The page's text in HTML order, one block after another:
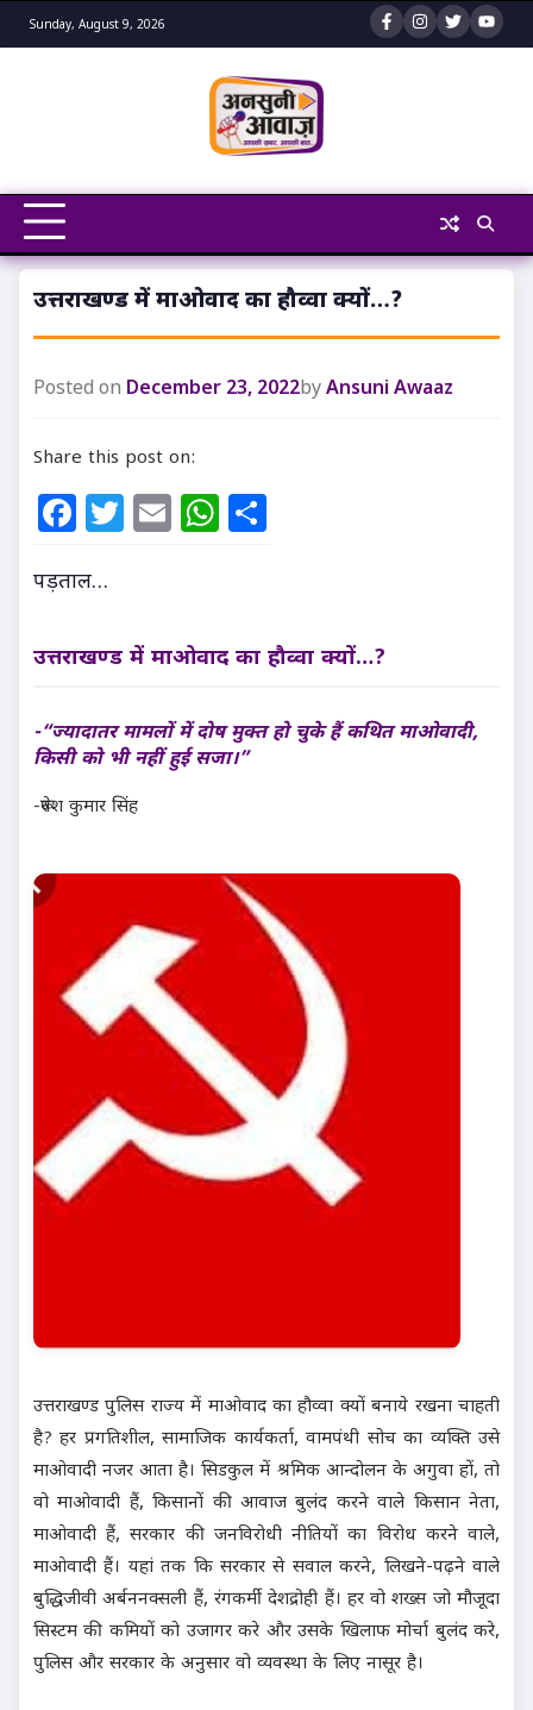
Skip
to
Sunday, August 9, 2026
उत्तराखण्ड में माओवाद का हौव्वा क्यों…?
Posted on December 23, 2022byAnsuni Awaaz
Share this post on:
Facebook
Twitter
EmailWhatsApp
पड़ताल…
उत्तराखण्ड में माओवाद का हौव्वा क्यों…?
-“ज्यादातर मामलों में दोष मुक्त हो चुके हैं कथित माओवादी,
किसी को भी नहीं हुई सजा।”
-रूपेश कुमार सिंह
उत्तराखण्ड पुलिस राज्य में माओवाद का हौव्वा क्यों बनाये रखना चाहती
है? हर प्रगतिशील, सामाजिक कार्यकर्ता, वामपंथी सोच का व्यक्ति उसे
माओवादी नजर आता है। सिडकुल में श्रमिक आन्दोलन के अगुवा हों, तो
वो माओवादी हैं, किसानों की आवाज बुलंद करने वाले किसान नेता,
माओवादी हैं, सरकार की जनविरोधी नीतियों का विरोध करने वाले,
माओवादी हैं। यहां तक कि सरकार से सवाल करने, लिखने-पढ़ने वाले
बुद्धिजीवी अर्बननक्सली हैं, रंगकर्मी देशद्रोही हैं। हर वो शख्स जो मौजूदा
सिस्टम की कमियों को उजागर करे और उसके खिलाफ मोर्चा बुलंद करे,
पुलिस और सरकार के अनुसार वो व्यवस्था के लिए नासूर है।